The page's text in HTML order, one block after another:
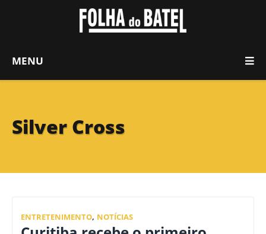
MENU
Silver Cross
ENTRETENIMENTO, NOTÍCIAS